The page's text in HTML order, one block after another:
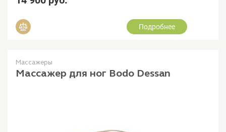
Подробнее
Массажеры
Массажер для ног Bodo Dessan